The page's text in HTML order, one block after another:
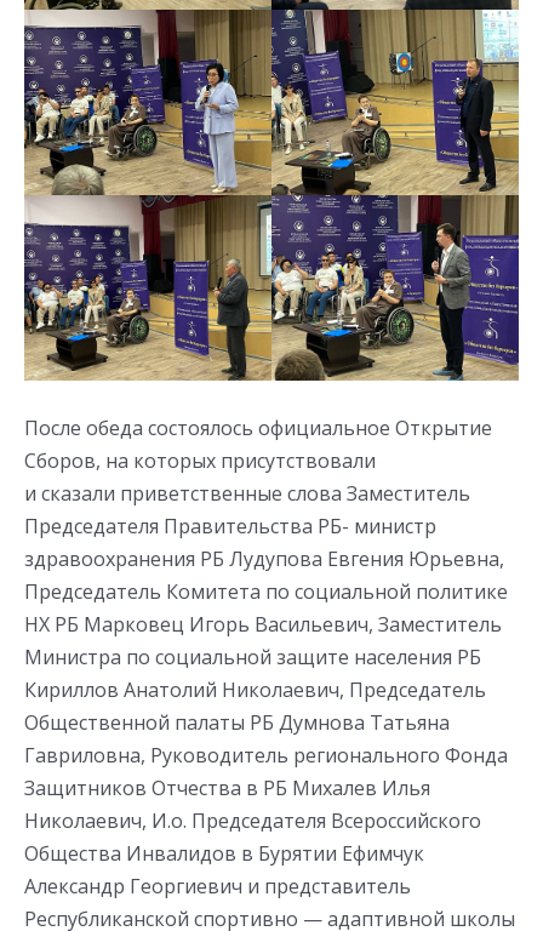
После обеда состоялось официальное Открытие
Сборов, на которых присутствовали
и сказали приветственные слова Заместитель
Председателя Правительства РБ- министр
здравоохранения РБ Лудупова Евгения Юрьевна,
Председатель Комитета по социальной политике
НХ РБ Марковец Игорь Васильевич, Заместитель
Министра по социальной защите населения РБ
Кириллов Анатолий Николаевич, Председатель
Общественной палаты РБ Думнова Татьяна
Гавриловна, Руководитель регионального Фонда
Защитников Отчества в РБ Михалев Илья
Николаевич, И.о. Председателя Всероссийского
Общества Инвалидов в Бурятии Ефимчук
Александр Георгиевич и представитель
Республиканской спортивно — адаптивной школы